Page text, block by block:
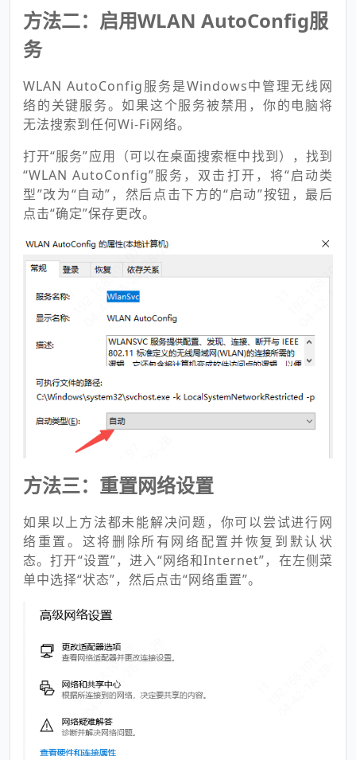
方法二：启用WLAN AutoConfig服
务
WLAN AutoConfig服务是Windows中管理无线网
络的关键服务。如果这个服务被禁用，你的电脑将
无法搜索到任何Wi-Fi网络。
打开“服务”应用（可以在桌面搜索框中找到），找到
“WLAN AutoConfig”服务，双击打开，将“启动类
型”改为“自动”，然后点击下方的“启动”按钮，最后
点击“确定”保存更改。
方法三：重置网络设置
如果以上方法都未能解决问题，你可以尝试进行网
络重置。这将删除所有网络配置并恢复到默认状
态。打开“设置”，进入“网络和Internet”，在左侧菜
单中选择“状态”，然后点击“网络重置”。